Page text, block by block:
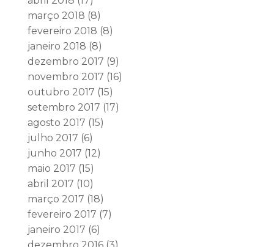
março 2018 (8)
fevereiro 2018 (8)
janeiro 2018 (8)
dezembro 2017 (9)
novembro 2017 (16)
outubro 2017 (15)
setembro 2017 (17)
agosto 2017 (15)
julho 2017 (6)
junho 2017 (12)
maio 2017 (15)
abril 2017 (10)
março 2017 (18)
fevereiro 2017 (7)
janeiro 2017 (6)
dezembro 2016(3)